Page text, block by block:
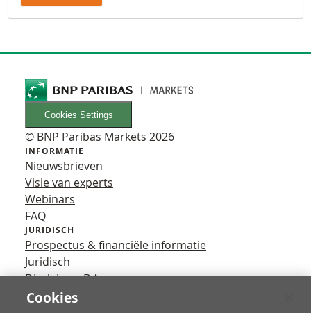
Cookies Settings
© BNP Paribas Markets 2026
INFORMATIE
Nieuwsbrieven
Visie van experts
Webinars
FAQ
JURIDISCH
Prospectus & financiële informatie
Juridisch
Disclaimer B.A.
Privacy
Cookies